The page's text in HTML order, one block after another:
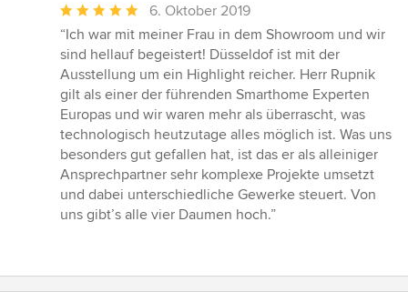
Durchschnittliche
Bewertung:
5
von
5
Sternen
6. Oktober 2019
“Ich war mit meiner Frau in dem Showroom und wir
sind hellauf begeistert! Düsseldof ist mit der
Ausstellung um ein Highlight reicher. Herr Rupnik
gilt als einer der führenden Smarthome Experten
Europas und wir waren mehr als überrascht, was
technologisch heutzutage alles möglich ist. Was uns
besonders gut gefallen hat, ist das er als alleiniger
Ansprechpartner sehr komplexe Projekte umsetzt
und dabei unterschiedliche Gewerke steuert. Von
uns gibt’s alle vier Daumen hoch.”